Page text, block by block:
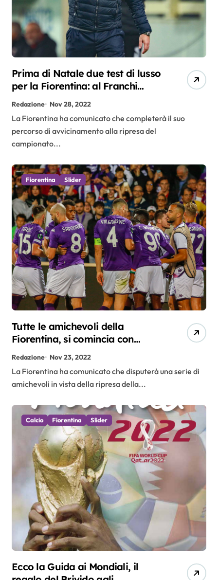
Prima di Natale due test di lusso
per la Fiorentina: al Franchi
Monaco e Lugano
Redazione Nov 28, 2022
La Fiorentina ha comunicato che completerà il suo
percorso di avvicinamento alla ripresa del
campionato...
Fiorentina Slider
Tutte le amichevoli della
Fiorentina, si comincia con
l’Arezzo il primo dicembre
Redazione Nov 23, 2022
La Fiorentina ha comunicato che disputerà una serie di
amichevoli in vista della ripresa della...
Calcio Fiorentina Slider
Ecco la Guida ai Mondiali, il